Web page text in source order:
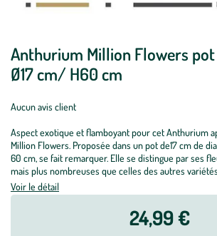
Anthurium Million Flowers pot
Ø17 cm/ H60 cm
Aucun avis client
Aspect exotique et flamboyant pour cet Anthurium
Million Flowers. Proposée dans un pot de17 cm de
60 cm, se fait remarquer. Elle se distingue par ses
mais plus nombreuses que celles des autres
Voir le détail
24,99 €